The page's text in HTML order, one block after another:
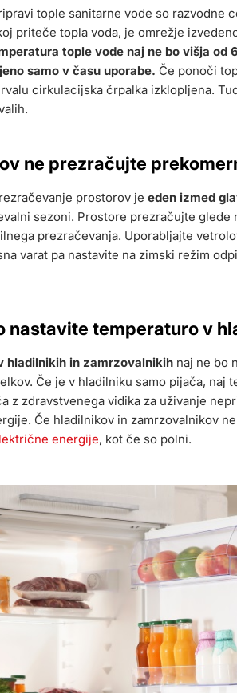
tople sanitarne vode so razvodne
priteče topla voda, je omrežje
tople vode naj ne bo višja od
samo v času uporabe. Če ponoči
cirkulacijska črpalka izklopljena.
ne prezračujte
prostorov je eden izmed
sezoni. Prostore prezračujte glede
prezračevanja. Uporabljajte
varat pa nastavite na zimski režim
nastavite temperaturo v
hladilnikih in zamrzovalnikih naj ne bo
Če je v hladilniku samo pijača, naj
z zdravstvenega vidika za uživanje
Če hladilnikov in zamrzovalnikov
energije, kot če so polni.